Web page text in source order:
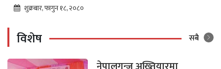
शुक्रबार, फागुन १८, २०८०
विशेष सबै